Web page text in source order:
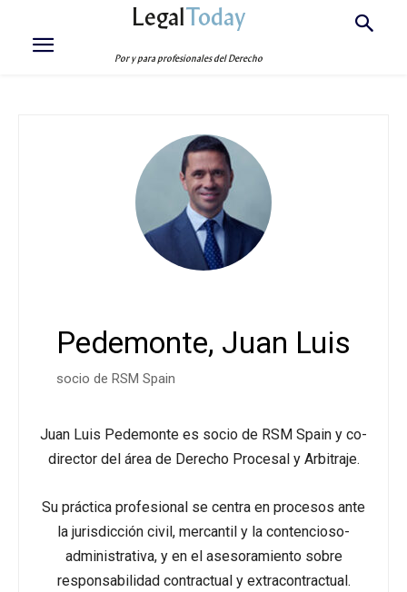
LegalToday
Por y para profesionales del Derecho
Pedemonte, Juan Luis
socio de RSM Spain
Juan Luis Pedemonte es socio de RSM Spain y co-
director del área de Derecho Procesal y Arbitraje.
Su práctica profesional se centra en procesos ante
la jurisdicción civil, mercantil y la contencioso-
administrativa, y en el asesoramiento sobre
responsabilidad contractual y extracontractual.